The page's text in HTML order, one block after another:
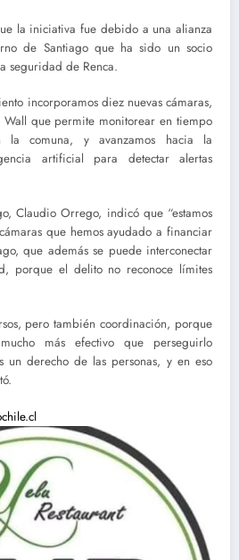
la iniciativa fue debido a una alianza
de Santiago que ha sido un socio
seguridad de Renca.
incorporamos diez nuevas cámaras,
que permite monitorear en tiempo
comuna, y avanzamos hacia la
artificial para detectar alertas
Claudio Orrego, indicó que “estamos
que hemos ayudado a financiar
que además se puede interconectar
porque el delito no reconoce límites
pero también coordinación, porque
más efectivo que perseguirlo
un derecho de las personas, y en eso